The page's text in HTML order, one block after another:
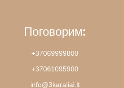
Поговорим:
+37069999800
+37061095900
info@3karaliai.lt